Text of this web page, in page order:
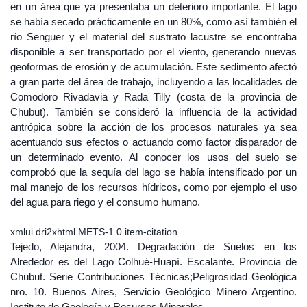
en un área que ya presentaba un deterioro importante. El lago
se había secado prácticamente en un 80%, como así también el
río Senguer y el material del sustrato lacustre se encontraba
disponible a ser transportado por el viento, generando nuevas
geoformas de erosión y de acumulación. Este sedimento afectó
a gran parte del área de trabajo, incluyendo a las localidades de
Comodoro Rivadavia y Rada Tilly (costa de la provincia de
Chubut). También se consideró la influencia de la actividad
antrópica sobre la acción de los procesos naturales ya sea
acentuando sus efectos o actuando como factor disparador de
un determinado evento. Al conocer los usos del suelo se
comprobó que la sequía del lago se había intensificado por un
mal manejo de los recursos hídricos, como por ejemplo el uso
del agua para riego y el consumo humano.
xmlui.dri2xhtml.METS-1.0.item-citation
Tejedo, Alejandra, 2004. Degradación de Suelos en los
Alrededor es del Lago Colhué-Huapí. Escalante. Provincia de
Chubut. Serie Contribuciones Técnicas;Peligrosidad Geológica
nro. 10. Buenos Aires, Servicio Geológico Minero Argentino.